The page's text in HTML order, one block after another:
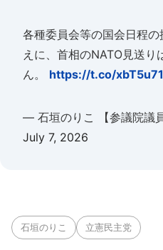
各種委員会等の国会日程
えに、首相のNATO見送
ん。 https://t.co/
— 石垣のりこ 【参議院議
July 7, 2026
石垣のりこ 立憲民主党